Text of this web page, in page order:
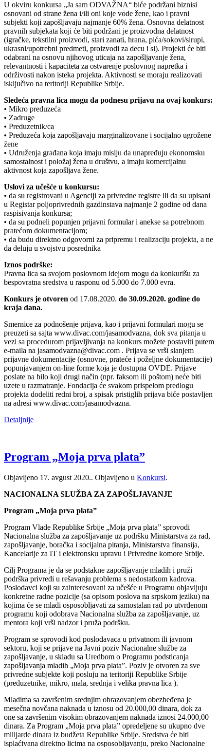
U okviru konkursa „Ja sam ODVAŽNA“ biće podržani biznisi
osnovani od strane žena i/ili oni koje vode žene, kao i pravni
subjekti koji zapošljavaju najmanje 60% žena. Osnovna delatnost
pravnih subjekata koji će biti podržani je proizvodna delatnost
(igračke, tekstilni proizvodi, stari zanati, hrana, pića/sokovi/sirupi,
ukrasni/upotrebni predmeti, proizvodi za decu i sl). Projekti će biti
odabrani na osnovu njihovog uticaja na zapošljavanje žena,
relevantnosti i kapaciteta za ostvarenje poslovnog napretka i
održivosti nakon isteka projekta. Aktivnosti se moraju realizovati
isključivo na teritoriji Republike Srbije.
Sledeća pravna lica mogu da podnesu prijavu na ovaj konkurs:
• Mikro preduzeća
• Zadruge
• Preduzetnik/ca
• Preduzeća koja zapošljavaju marginalizovane i socijalno ugrožene
žene
• Udruženja građana koja imaju misiju da unapređuju ekonomsku
samostalnost i položaj žena u društvu, a imaju komercijalnu
aktivnost koja zapošljava žene.
Uslovi za učešće u konkursu:
• da su registrovani u Agenciji za privredne registre ili da su upisani
u Registar poljoprivrednih gazdinstava najmanje 2 godine od dana
raspisivanja konkursa;
• da su podneli popunjen prijavni formular i anekse sa potrebnom
pratećom dokumentacijom;
• da budu direktno odgovorni za pripremu i realizaciju projekta, a ne
da deluju u svojstvu posrednika
Iznos podrške:
Pravna lica sa svojom poslovnom idejom mogu da konkurišu za
bespovratna sredstva u rasponu od 5.000 do 7.000 evra.
Konkurs je otvoren od 17.08.2020. do 30.09.2020. godine do
kraja dana.
Smernice za podnošenje prijava, kao i prijavni formulari mogu se
preuzeti sa sajta www.divac.com/jasamodvazna, dok sva pitanja u
vezi sa procedurom prijavljivanja na konkurs možete postaviti putem
e-maila na jasamodvazna@divac.com . Prijava se vrši slanjem
prijavne dokumentacije (osnovne, prateće i poželjne dokumentacije)
popunjavanjem on-line forme koja je dostupna OVDE. Prijave
poslate na bilo koji drugi način (npr. faksom ili poštom) neće biti
uzete u razmatranje. Fondacija će svakom prispelom predlogu
projekta dodeliti redni broj, a spisak pristiglih prijava biće postavljen
na adresi www.divac.com/jasamodvazna.
Detaljnije
Program „Moja prva plata”
Objavljeno 17. avgust 2020.. Objavljeno u Konkursi.
NACIONALNA SLUŽBA ZA ZAPOŠLJAVANJE
Program „Moja prva plata”
Program Vlade Republike Srbije „Moja prva plata” sprovodi
Nacionalna služba za zapošljavanje uz podršku Ministarstva za rad,
zapošljavanje, boračka i socijalna pitanja, Ministarstva finansija,
Kancelarije za IT i elektronsku upravu i Privredne komore Srbije.
Cilj Programa je da se podstakne zapošljavanje mladih i pruži
podrška privredi u rešavanju problema s nedostatkom kadrova.
Poslodavci koji su zainteresovani za učešće u Programu objavljuju
konkretne radne pozicije (sa opisom poslova na srpskom jeziku) na
kojima će se mladi osposobljavati za samostalan rad po utvrđenom
programu koji odobrava Nacionalna služba za zapošljavanje, uz
mentora koji vrši nadzor i pruža podršku.
Program se sprovodi kod poslodavaca u privatnom ili javnom
sektoru, koji se prijave na Javni poziv Nacionalne službe za
zapošljavanje, u skladu sa Uredbom o Programu podsticanja
zapošljavanja mladih „Moja prva plataˮ. Poziv je otvoren za sve
privredne subjekte koji posluju na teritoriji Republike Srbije
(preduzetnike, mikro, mala, srednja i velika pravna lica ).
Mladima sa završenim srednjim obrazovanjem obezbeđena je
mesečna novčana naknada u iznosu od 20.000,00 dinara, dok za
one sa završenim visokim obrazovanjem naknada iznosi 24.000,00
dinara. Za Program „Moja prva plata” opredeljene su ukupno dve
milijarde dinara iz budžeta Republike Srbije. Sredstva će biti
isplaćivana direktno licima na osposobljavanju, preko Nacionalne